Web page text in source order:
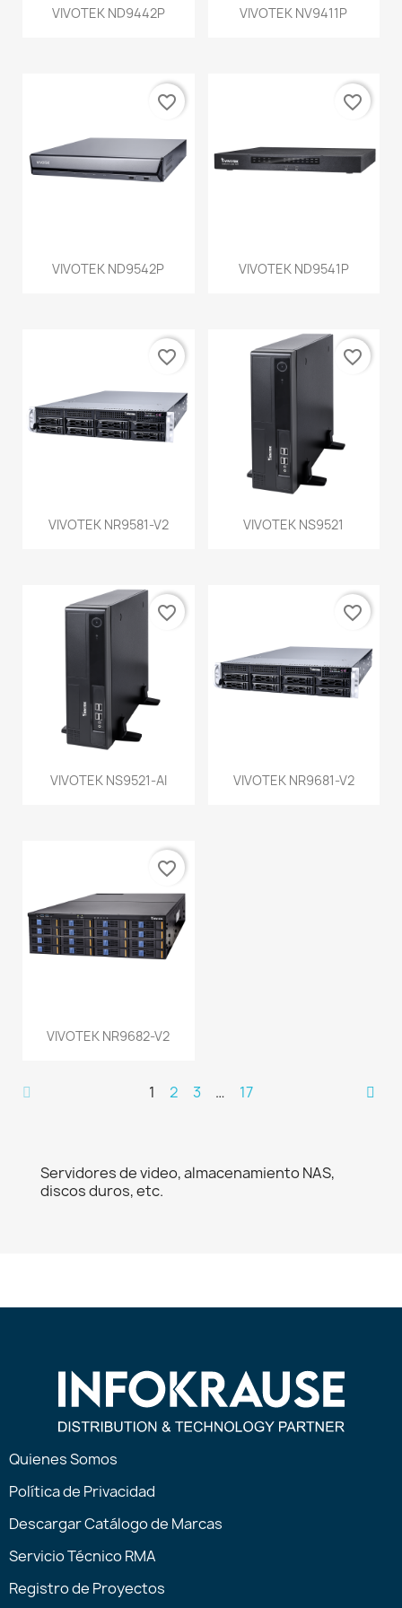
VIVOTEK ND9442P VIVOTEK NV9411P
VIVOTEK ND9542P
favorite_border
VIVOTEK ND9541P
favorite_border
VIVOTEK NR9581-V2
favorite_border
VIVOTEK NS9521
favorite_border
VIVOTEK NS9521-AI
favorite_border
VIVOTEK NR9681-V2
favorite_border
VIVOTEK NR9682-V2
favorite_border
1 2 3 … 17
Servidores de video, almacenamiento NAS,
discos duros, etc.
Quienes Somos
Política de Privacidad
Descargar Catálogo de Marcas
Servicio Técnico RMA
Registro de Proyectos